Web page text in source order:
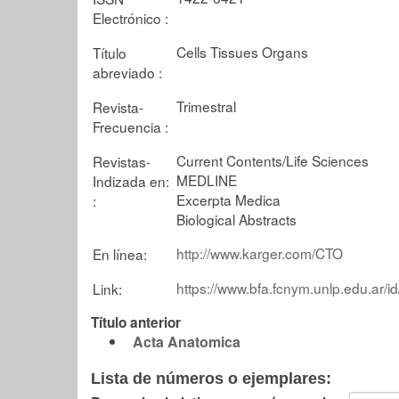
Electrónico :
Título
abreviado :
Cells Tissues Organs
Revista-
Frecuencia :
Trimestral
Revistas-
Indizada en:
:
Current Contents/Life Sciences
MEDLINE
Excerpta Medica
Biological Abstracts
En línea:
http://www.karger.com/CTO
Link:
https://www.bfa.fcnym.unlp.edu.ar/
Título anterior
Acta Anatomica
Lista de números o ejemplares: